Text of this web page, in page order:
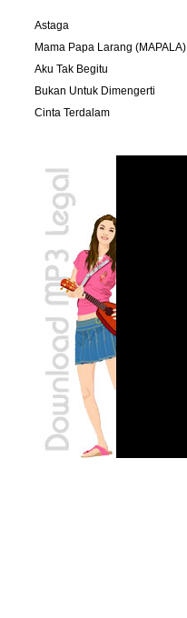
Astaga
Mama Papa Larang (MAPALA)
Aku Tak Begitu
Bukan Untuk Dimengerti
Cinta Terdalam